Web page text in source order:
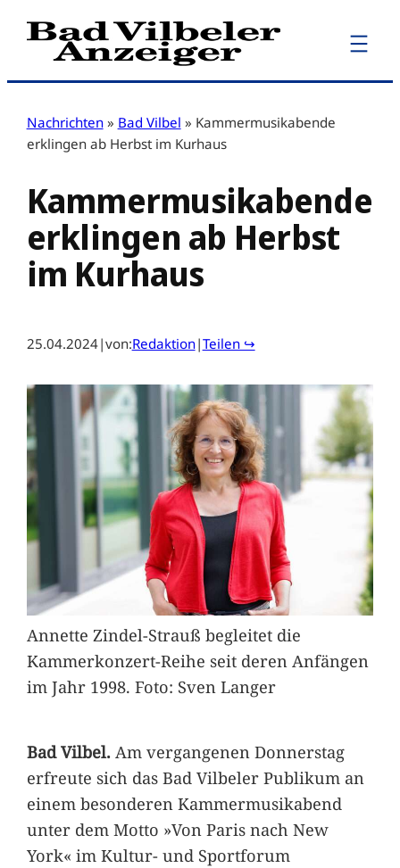
Zum
Inhalt
Nachrichten » Bad Vilbel » Kammermusikabende
erklingen ab Herbst im Kurhaus
Kammermusikabende
erklingen ab Herbst
im Kurhaus
25.04.2024|von:Redaktion|Teilen ↪
Annette Zindel-Strauß begleitet die
Kammerkonzert-Reihe seit deren Anfängen
im Jahr 1998. Foto: Sven Langer
Bad Vilbel.Am vergangenen Donnerstag
erfreute sich das Bad Vilbeler Publikum an
einem besonderen Kammermusikabend
unter dem Motto »Von Paris nach New
York« im Kultur- und Sportforum